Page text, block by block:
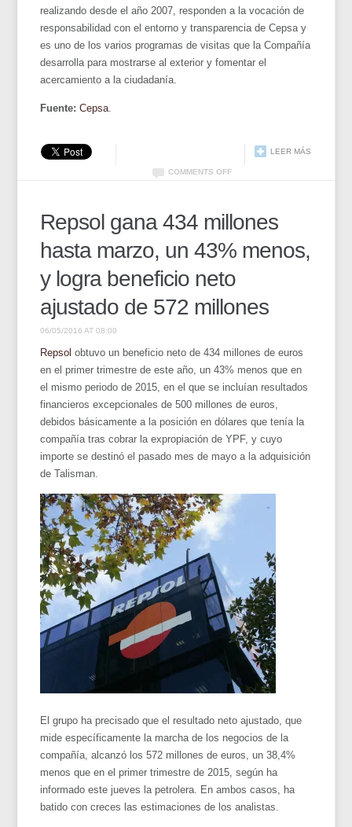
realizando desde el año 2007, responden a la vocación de
responsabilidad con el entorno y transparencia de Cepsa y
es uno de los varios programas de visitas que la Compañía
desarrolla para mostrarse al exterior y fomentar el
acercamiento a la ciudadanía.
Fuente: Cepsa
LEER MÁS
COMMENTS OFF
Repsol gana 434 millones
hasta marzo, un 43% menos,
y logra beneficio neto
ajustado de 572 millones
06/05/2016 AT 08:00
Repsolobtuvo un beneficio neto de 434 millones de euros
en el primer trimestre de este año, un 43% menos que en
el mismo periodo de 2015, en el que se incluían resultados
financieros excepcionales de 500 millones de euros,
debidos básicamente a la posición en dólares que tenía la
compañía tras cobrar la expropiación de YPF, y cuyo
importe se destinó el pasado mes de mayo a la adquisición
de Talisman.
El grupo ha precisado que el resultado neto ajustado, que
mide específicamente la marcha de los negocios de la
compañía, alcanzó los 572 millones de euros, un 38,4%
menos que en el primer trimestre de 2015, según ha
informado este jueves la petrolera. En ambos casos, ha
batido con creces las estimaciones de los analistas.